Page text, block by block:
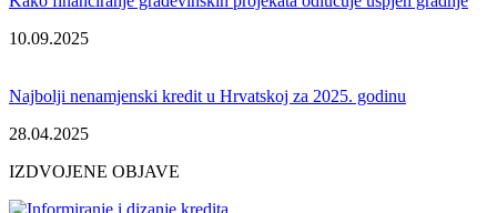
10.09.2025
Najbolji nenamjenski kredit u Hrvatskoj za 2025. godinu
28.04.2025
IZDVOJENE OBJAVE